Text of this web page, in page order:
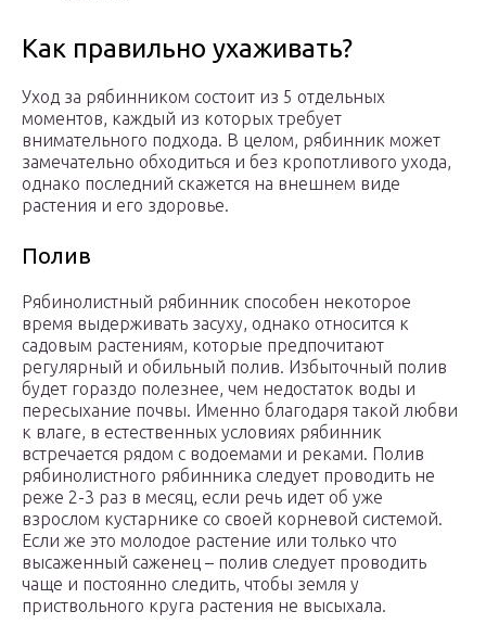
Как правильно ухаживать?
Уход за рябинником состоит из 5 отдельных
моментов, каждый из которых требует
внимательного подхода. В целом, рябинник может
замечательно обходиться и без кропотливого ухода,
однако последний скажется на внешнем виде
растения и его здоровье.
Полив
Рябинолистный рябинник способен некоторое
время выдерживать засуху, однако относится к
садовым растениям, которые предпочитают
регулярный и обильный полив. Избыточный полив
будет гораздо полезнее, чем недостаток воды и
пересыхание почвы. Именно благодаря такой любви
к влаге, в естественных условиях рябинник
встречается рядом с водоемами и реками. Полив
рябинолистного рябинника следует проводить не
реже 2-3 раз в месяц, если речь идет об уже
взрослом кустарнике со своей корневой системой.
Если же это молодое растение или только что
высаженный саженец – полив следует проводить
чаще и постоянно следить, чтобы земля у
приствольного круга растения не высыхала.